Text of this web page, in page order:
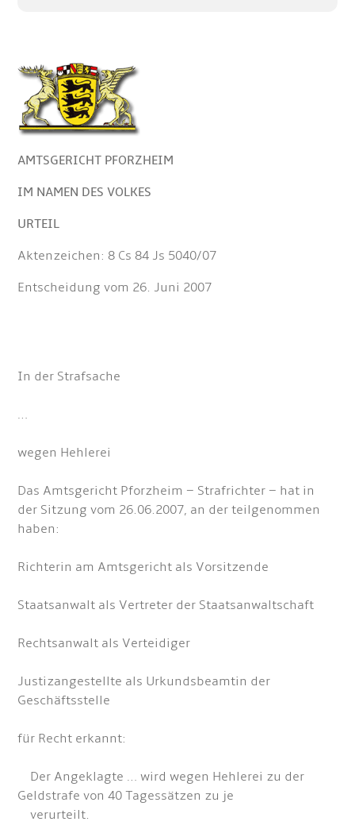
AMTSGERICHT PFORZHEIM
IM NAMEN DES VOLKES
URTEIL
Aktenzeichen: 8 Cs 84 Js 5040/07
Entscheidung vom 26. Juni 2007
In der Strafsache
…
wegen Hehlerei
Das Amtsgericht Pforzheim – Strafrichter – hat in
der Sitzung vom 26.06.2007, an der teilgenommen
haben:
Richterin am Amtsgericht als Vorsitzende
Staatsanwalt als Vertreter der Staatsanwaltschaft
Rechtsanwalt als Verteidiger
Justizangestellte als Urkundsbeamtin der
Geschäftsstelle
für Recht erkannt:
Der Angeklagte … wird wegen Hehlerei zu der
Geldstrafe von 40 Tagessätzen zu je
verurteilt.